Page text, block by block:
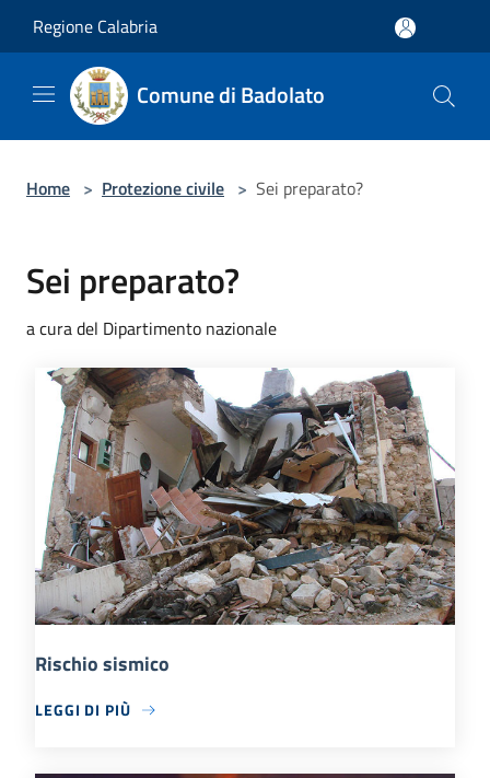
Regione Calabria
Comune di Badolato
Home > Protezione civile > Sei preparato?
Sei preparato?
a cura del Dipartimento nazionale
Rischio sismico
LEGGI DI PIÙ